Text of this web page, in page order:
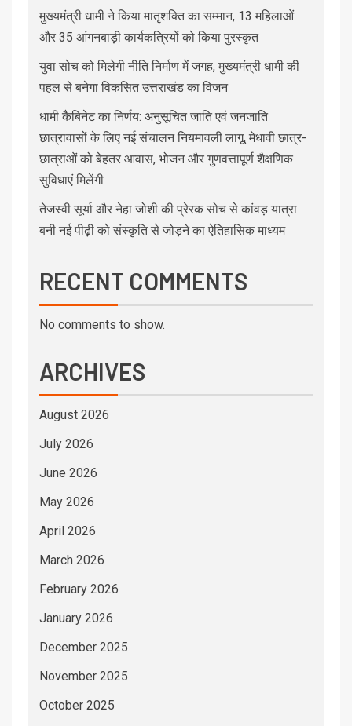
मुख्यमंत्री धामी ने किया मातृशक्ति का सम्मान, 13 महिलाओं
और 35 आंगनबाड़ी कार्यकत्रियों को किया पुरस्कृत
युवा सोच को मिलेगी नीति निर्माण में जगह, मुख्यमंत्री धामी की
पहल से बनेगा विकसित उत्तराखंड का विजन
धामी कैबिनेट का निर्णय: अनुसूचित जाति एवं जनजाति
छात्रावासों के लिए नई संचालन नियमावली लागू, मेधावी छात्र-
छात्राओं को बेहतर आवास, भोजन और गुणवत्तापूर्ण शैक्षणिक
सुविधाएं मिलेंगी
तेजस्वी सूर्या और नेहा जोशी की प्रेरक सोच से कांवड़ यात्रा
बनी नई पीढ़ी को संस्कृति से जोड़ने का ऐतिहासिक माध्यम
RECENT COMMENTS
No comments to show.
ARCHIVES
August 2026
July 2026
June 2026
May 2026
April 2026
March 2026
February 2026
January 2026
December 2025
November 2025
October 2025